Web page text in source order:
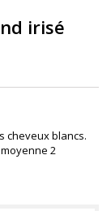
irisé
cheveux blancs.
2